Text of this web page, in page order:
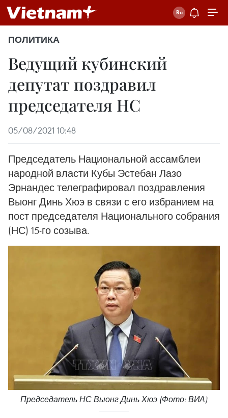
ПОЛИТИКА
Ведущий кубинский
депутат поздравил
председателя НС
05/08/2021 10:48
Председатель Национальной ассамблеи
народной власти Кубы Эстебан Лазо
Эрнандес телеграфировал поздравления
Выонг Динь Хюэ в связи с его избранием на
пост председателя Национального собрания
(НС) 15-го созыва.
Председатель НС Выонг Динь Хюэ (Фото: ВИА)